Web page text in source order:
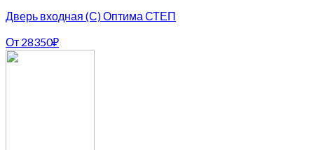
Дверь входная (С) Оптима СТЕП
От 28350₽